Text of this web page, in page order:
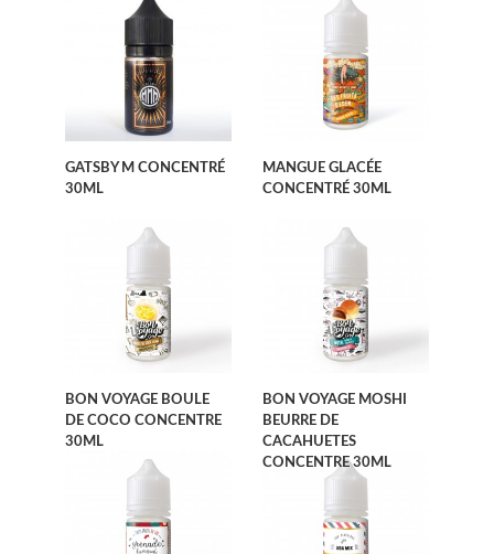
GATSBY M CONCENTRÉ
30ML
MANGUE GLACÉE
CONCENTRÉ 30ML
BON VOYAGE BOULE
DE COCO CONCENTRE
30ML
BON VOYAGE MOSHI
BEURRE DE
CACAHUETES
CONCENTRE 30ML